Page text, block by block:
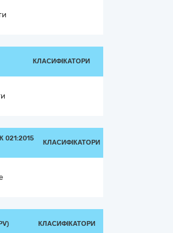
КЛАСИФІКАТОРИ
021:2015
КЛАСИФІКАТОРИ
КЛАСИФІКАТОРИ